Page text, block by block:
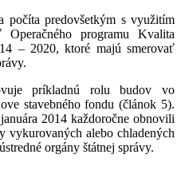
počíta predovšetkým s využitím
Operačného programu Kvalita
– 2020, ktoré majú smerovať
príkladnú rolu budov vo
stavebného fondu (článok 5).
2014 každoročne obnovili
vykurovaných alebo chladených
orgány štátnej správy.